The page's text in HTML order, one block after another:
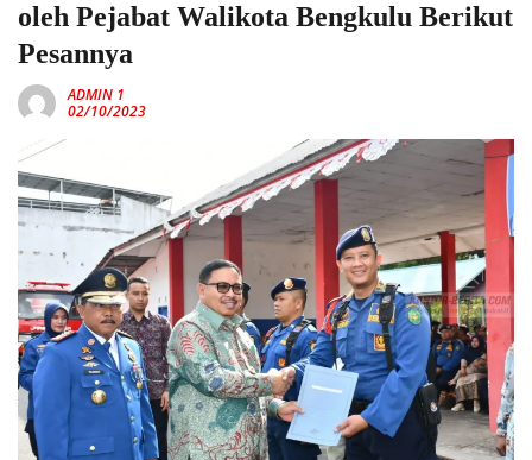
oleh Pejabat Walikota Bengkulu Berikut
Pesannya
ADMIN 1
02/10/2023